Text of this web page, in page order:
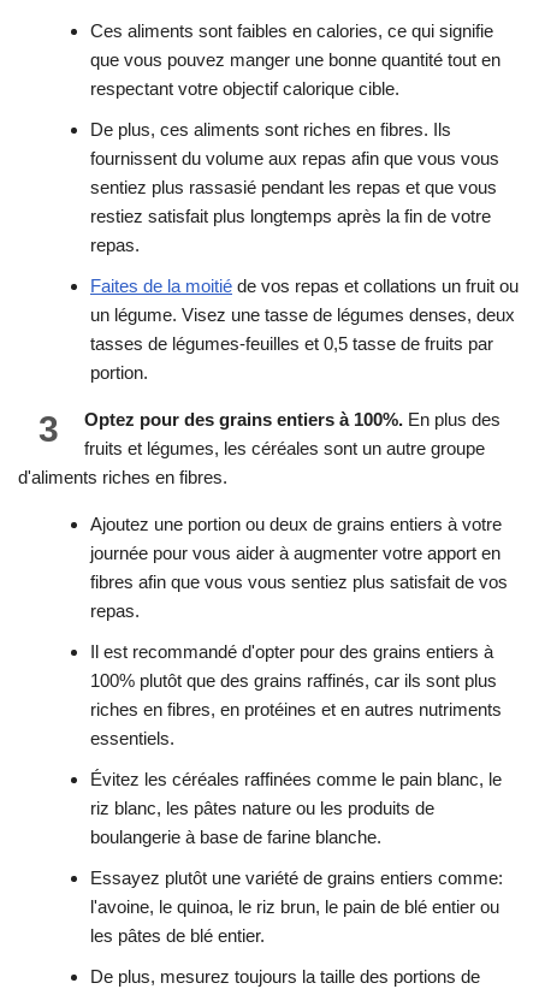
Ces aliments sont faibles en calories, ce qui signifie
que vous pouvez manger une bonne quantité tout en
respectant votre objectif calorique cible.
De plus, ces aliments sont riches en fibres. Ils
fournissent du volume aux repas afin que vous vous
sentiez plus rassasié pendant les repas et que vous
restiez satisfait plus longtemps après la fin de votre
repas.
Faites de la moitié de vos repas et collations un fruit ou
un légume. Visez une tasse de légumes denses, deux
tasses de légumes-feuilles et 0,5 tasse de fruits par
portion.
3 Optez pour des grains entiers à 100%. En plus des
fruits et légumes, les céréales sont un autre groupe
d'aliments riches en fibres.
Ajoutez une portion ou deux de grains entiers à votre
journée pour vous aider à augmenter votre apport en
fibres afin que vous vous sentiez plus satisfait de vos
repas.
Il est recommandé d'opter pour des grains entiers à
100% plutôt que des grains raffinés, car ils sont plus
riches en fibres, en protéines et en autres nutriments
essentiels.
Évitez les céréales raffinées comme le pain blanc, le
riz blanc, les pâtes nature ou les produits de
boulangerie à base de farine blanche.
Essayez plutôt une variété de grains entiers comme:
l'avoine, le quinoa, le riz brun, le pain de blé entier ou
les pâtes de blé entier.
De plus, mesurez toujours la taille des portions de